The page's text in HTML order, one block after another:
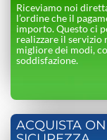
Riceviamo noi
l’ordine che il
importo. Questo ci
realizzare il servizio
migliore dei modi,
soddisfazione.
ACQUISTA